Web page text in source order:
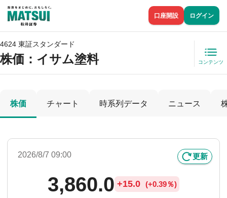
口座開設 ログイン
4624 東証スタンダード
株価 ：イサム塗料 コンテンツ
株価 チャート 時系列データ ニュース
2026/8/7 09:00 更新
3,860.0 +15.0 (+0.39％)